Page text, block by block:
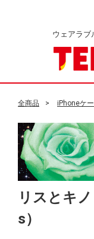
ウェアラ
全商品 iPhoneケ
リスとキ
s）